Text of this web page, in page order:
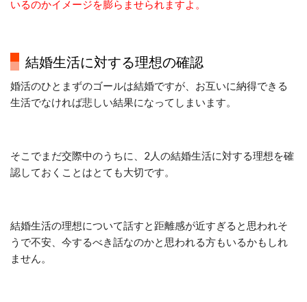
いるのかイメージを膨らませられますよ。
結婚生活に対する理想の確認
婚活のひとまずのゴールは結婚ですが、お互いに納得できる
生活でなければ悲しい結果になってしまいます。
そこでまだ交際中のうちに、2人の結婚生活に対する理想を確
認しておくことはとても大切です。
結婚生活の理想について話すと距離感が近すぎると思われそ
うで不安、今するべき話なのかと思われる方もいるかもしれ
ません。